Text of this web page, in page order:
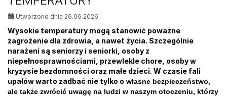
Utworzono dnia 26.06.2026
Wysokie temperatury mogą stanowić poważne
zagrożenie dla zdrowia, a nawet życia. Szczególnie
narażeni są seniorzy i seniorki, osoby z
niepełnosprawnościami, przewlekle chore, osoby w
kryzysie bezdomności oraz małe dzieci. W czasie fali
upałów warto zadbać nie tylko o własne bezpieczeństwo,
ale także zwrócić uwagę na ludzi w naszym otoczeniu, którzy